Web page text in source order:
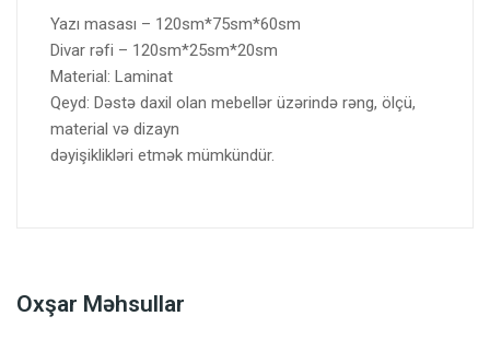
Yazı masası – 120sm*75sm*60sm
Divar rəfi – 120sm*25sm*20sm
Material: Laminat
Qeyd: Dəstə daxil olan mebellər üzərində rəng, ölçü,
material və dizayn
dəyişiklikləri etmək mümkündür.
Oxşar Məhsullar